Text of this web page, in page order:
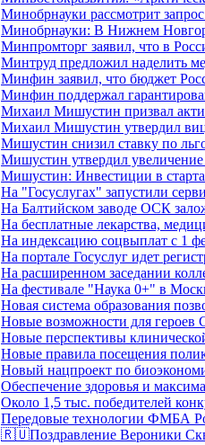
Минобрнауки рассмотрит
Минобрнауки: В Нижнем
Минпромторг заявил, что в
Минтруд предложил наделить
Минфин заявил, что бюджет
Минфин поддержал
Михаил Мишустин призвал
Михаил Мишустин утвердил
Мишустин снизил ставку по
Мишустин утвердил
Мишустин: Инвестиции в
На "Госуслугах" запустили
На Балтийском заводе ОСК
На бесплатные лекарства,
На индексацию соцвыплат с 1
На портале Госуслуг идет
На расширенном заседании
На фестивале "Наука 0+" в
Новая система образования
Новые возможности для
Новые перспективы
Новые правила посещения
Новый нацпроект по
Обеспечение здоровья и
Около 1,5 тыс. победителей
Передовые технологии ФМБА
🇷🇺Поздравление Вероники